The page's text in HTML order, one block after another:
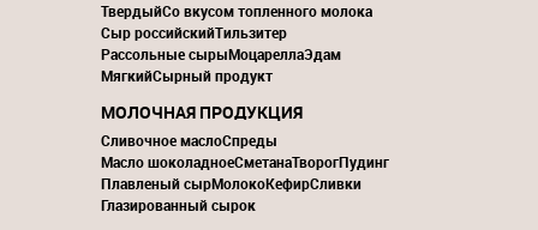
ТвердыйСо вкусом топленного молока
Сыр российскийТильзитер
Рассольные сырыМоцареллаЭдам
МягкийСырный продукт
МОЛОЧНАЯ ПРОДУКЦИЯ
Сливочное маслоСпреды
Масло шоколадноеСметанаТворогПудинг
Плавленый сырМолокоКефирСливки
Глазированный сырок